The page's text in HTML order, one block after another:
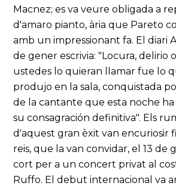
Macnez; es va veure obligada a
d'amaro pianto, ària que Pareto
amb un impressionant fa. El diari
de gener escrivia: "Locura, delirio
ustedes lo quieran llamar fue lo
produjo en la sala, conquistada
de la cantante que esta noche ha
su consagración definitiva". Els
d'aquest gran èxit van encuriosir
reis, que la van convidar, el 13 de
cort per a un concert privat al
Ruffo. El debut internacional va